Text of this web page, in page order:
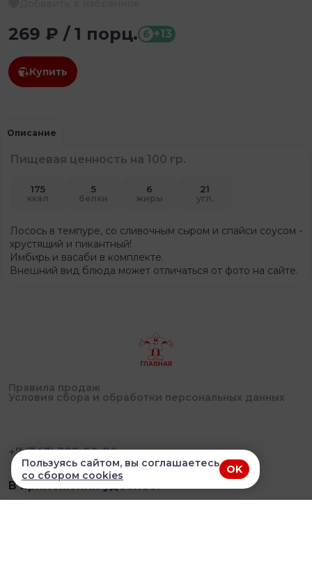
269 ₽ / 1 порц. б +13
Купить
Описание
Пищевая ценность на 100 гр.
175
ккал
5
белки
6
жиры
21
угл.
Лосось в темпуре, со сливочным сыром и спайси соусом -
хрустящий и пикантный!
Имбирь и васаби в комплекте.
Внешний вид блюда может отличаться от фото на сайте.
Правила продаж
Условия сбора и обработки персональных данных
+7 (343) 302-60-90
В приложении удобнее!
Пользуясь сайтом, вы соглашаетесь
со сбором cookies
OK